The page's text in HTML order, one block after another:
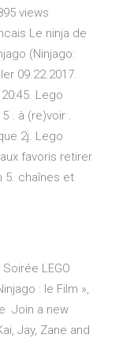
views
Le ninja de
(Ninjago:
09.22.2017.
Lego
. à (re)voir .
2j. Lego
favoris retirer
5. chaînes et
LEGO
: le Film »,
Join a new
Jay, Zane and